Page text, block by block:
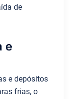
de
e
e depósitos
frias, o